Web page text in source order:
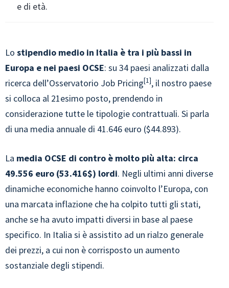
e di età.
Lo stipendio medio in Italia è tra i più bassi in
Europa e nei paesi OCSE: su 34 paesi analizzati dalla
ricerca dell’Osservatorio Job Pricing 1 , il nostro paese
si colloca al 21esimo posto, prendendo in
considerazione tutte le tipologie contrattuali. Si parla
di una media annuale di 41.646 euro ($44.893).
La media OCSE di contro è molto più alta: circa
49.556 euro (53.416$) lordi. Negli ultimi anni diverse
dinamiche economiche hanno coinvolto l’Europa, con
una marcata inflazione che ha colpito tutti gli stati,
anche se ha avuto impatti diversi in base al paese
specifico. In Italia si è assistito ad un rialzo generale
dei prezzi, a cui non è corrisposto un aumento
sostanziale degli stipendi.